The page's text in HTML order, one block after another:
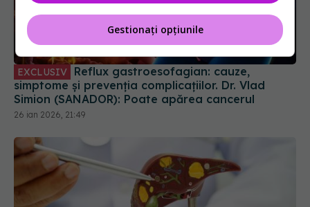
EXCLUSIV
simptome și prevenția complicațiilor. Dr. Vlad
Simion (SANADOR): Poate apărea cancerul
26 ian 2026, 21:49
Gestionați opțiunile